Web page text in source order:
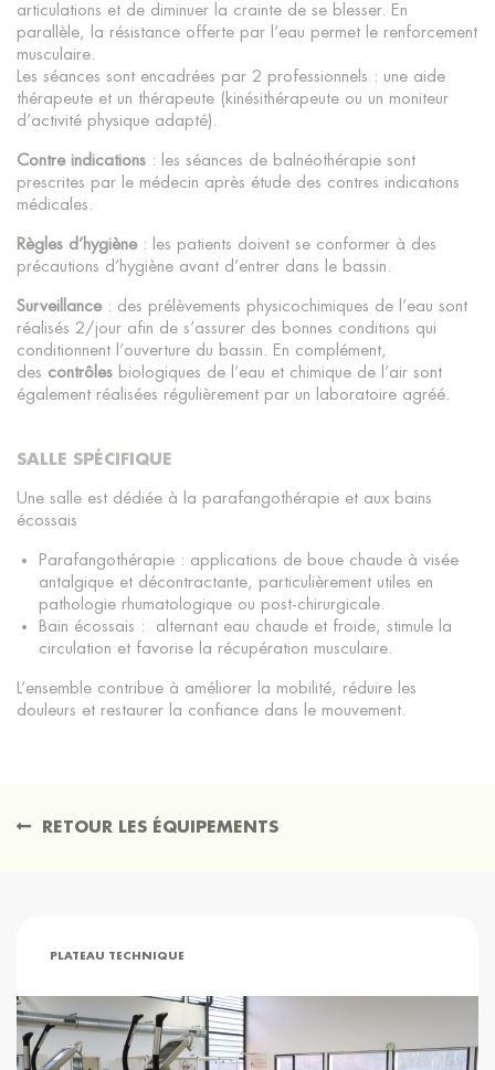
articulations et de diminuer la crainte de se blesser. En
parallèle, la résistance offerte par l’eau permet le renforcement
musculaire.
Les séances sont encadrées par 2 professionnels : une aide
thérapeute et un thérapeute (kinésithérapeute ou un moniteur
d’activité physique adapté).
Contre indications : les séances de balnéothérapie sont
prescrites par le médecin après étude des contres indications
médicales.
Règles d’hygiène: les patients doivent se conformer à des
précautions d’hygiène avant d’entrer dans le bassin.
Surveillance: des prélèvements physicochimiques de l’eau sont
réalisés 2/jour afin de s’assurer des bonnes conditions qui
conditionnent l’ouverture du bassin. En complément,
des contrôles biologiques de l’eau et chimique de l’air sont
également réalisées régulièrement par un laboratoire agréé.
SALLE SPÉCIFIQUE
Une salle est dédiée à la parafangothérapie et aux bains
écossais
Parafangothérapie : applications de boue chaude à visée
antalgique et décontractante, particulièrement utiles en
pathologie rhumatologique ou post-chirurgicale.
Bain écossais : alternant eau chaude et froide, stimule la
circulation et favorise la récupération musculaire.
L’ensemble contribue à améliorer la mobilité, réduire les
douleurs et restaurer la confiance dans le mouvement.
RETOUR LES ÉQUIPEMENTS
PLATEAU TECHNIQUE